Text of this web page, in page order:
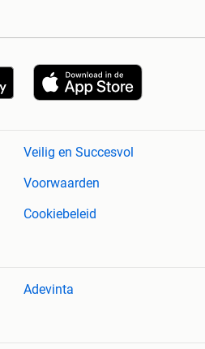
Veilig en Succesvol
Voorwaarden
Cookiebeleid
Adevinta